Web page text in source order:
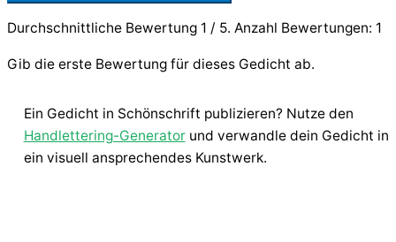
Durchschnittliche Bewertung 1 / 5. Anzahl Bewertungen: 1
Gib die erste Bewertung für dieses Gedicht ab.
Ein Gedicht in Schönschrift publizieren? Nutze den
Handlettering-Generatorund verwandle dein Gedicht in
ein visuell ansprechendes Kunstwerk.